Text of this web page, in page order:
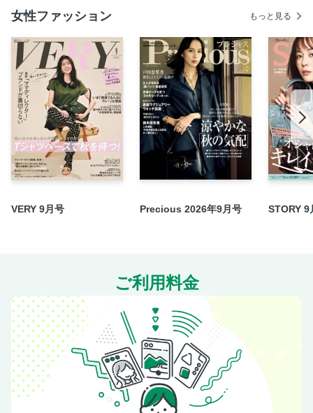
みんなの推しガジェット
畑芽育と花の色に染まる春。
服が似合う、おしゃれ女子のための春メイク３
国宝級イケメン・岩瀬洋志と運命の春リップ
「腸」と可愛くお付き合いしたい！
おしゃれ女子がスキンケアを科学したならば vol.86 ViVi世
代のためのエイジングケア
ViVi 超ポジティブEXPO 2025 開催決定ー！！
新連載 ディープすぎる韓国情報はここから始まる Kまに
月刊セレ部
女性ファッション もっと見る
VERY 9月号 Precious 2026年9月号 STORY 9
ご利用料金